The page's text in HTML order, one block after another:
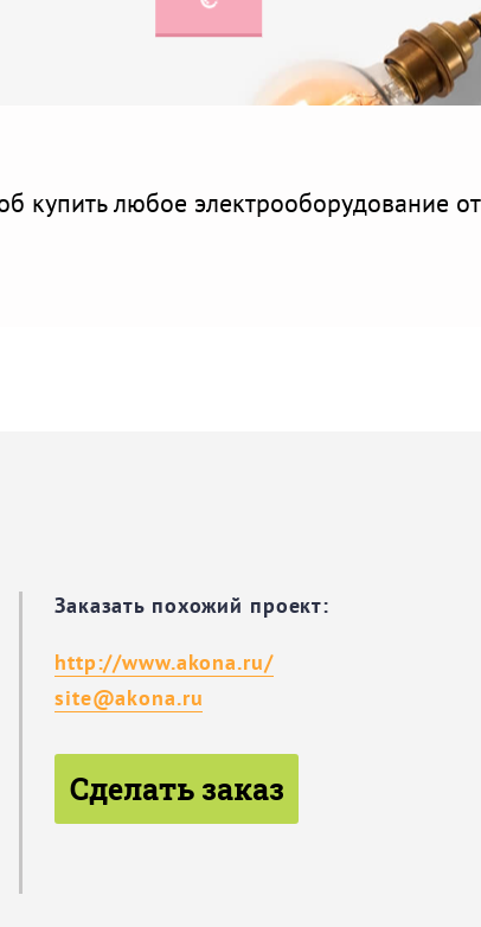
купить любое электрооборудование от
Заказать похожий проект:
http://www.akona.ru/
site@akona.ru
Сделать заказ